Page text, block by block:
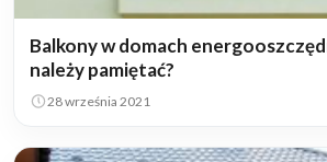
Balkony w domach
należy pamiętać?
28 września 2021